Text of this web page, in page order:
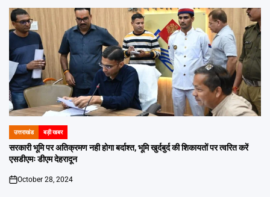
POSTED
IN
उत्तराखंड बड़ी खबर
सरकारी भूमि पर अतिक्रमण नही होगा बर्दाश्त, भूमि खुर्दबुर्द की शिकायतों पर त्वरित करें
एसडीएमः डीएम देहरादून
on
October 28, 2024